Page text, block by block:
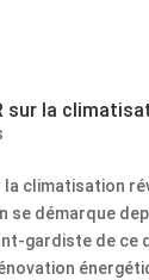
sur la
climatisation
se démarque
gardiste de ce